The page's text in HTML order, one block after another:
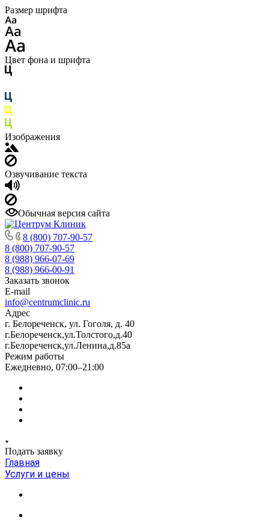
Размер шрифта
Цвет фона и шрифта
Изображения
Озвучивание текста
Обычная версия сайта
8 (800) 707-90-57
8 (800) 707-90-57
8 (988) 966-07-69
8 (988) 966-00-91
Заказать звонок
E-mail
info@centrumclinic.ru
Адрес
г. Белореченск, ул. Гоголя, д. 40
г.Белореченск,ул.Толстого,д.40
г.Белореченск,ул.Ленина,д.85а
Режим работы
Ежедневно, 07:00–21:00
Подать заявку
Главная
Услуги и цены